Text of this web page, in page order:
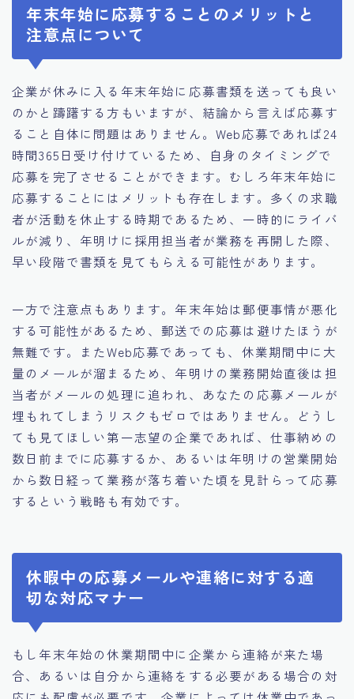
年末年始に応募することのメリットと
注意点について
企業が休みに入る年末年始に応募書類を送っても良い
のかと躊躇する方もいますが、結論から言えば応募す
ること自体に問題はありません。Web応募であれば24
時間365日受け付けているため、自身のタイミングで
応募を完了させることができます。むしろ年末年始に
応募することにはメリットも存在します。多くの求職
者が活動を休止する時期であるため、一時的にライバ
ルが減り、年明けに採用担当者が業務を再開した際、
早い段階で書類を見てもらえる可能性があります。
一方で注意点もあります。年末年始は郵便事情が悪化
する可能性があるため、郵送での応募は避けたほうが
無難です。またWeb応募であっても、休業期間中に大
量のメールが溜まるため、年明けの業務開始直後は担
当者がメールの処理に追われ、あなたの応募メールが
埋もれてしまうリスクもゼロではありません。どうし
ても見てほしい第一志望の企業であれば、仕事納めの
数日前までに応募するか、あるいは年明けの営業開始
から数日経って業務が落ち着いた頃を見計らって応募
するという戦略も有効です。
休暇中の応募メールや連絡に対する適
切な対応マナー
もし年末年始の休業期間中に企業から連絡が来た場
合、あるいは自分から連絡をする必要がある場合の対